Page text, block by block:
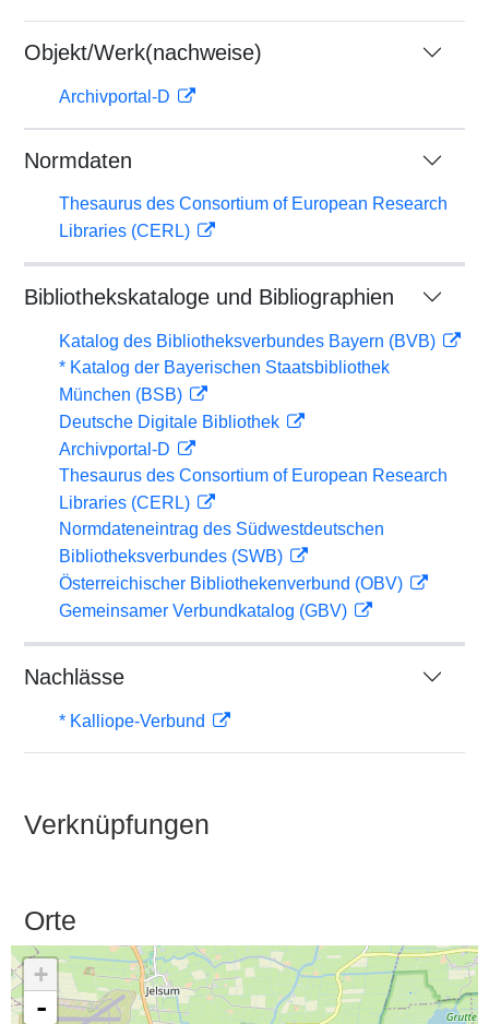
Objekt/Werk(nachweise)
Archivportal-D
Normdaten
Thesaurus des Consortium of European Research
Libraries (CERL)
Bibliothekskataloge und Bibliographien
Katalog des Bibliotheksverbundes Bayern (BVB)
* Katalog der Bayerischen Staatsbibliothek
München (BSB)
Deutsche Digitale Bibliothek
Archivportal-D
Thesaurus des Consortium of European Research
Libraries (CERL)
Normdateneintrag des Südwestdeutschen
Bibliotheksverbundes (SWB)
Österreichischer Bibliothekenverbund (OBV)
Gemeinsamer Verbundkatalog (GBV)
Nachlässe
* Kalliope-Verbund
Verknüpfungen
Orte
+
-